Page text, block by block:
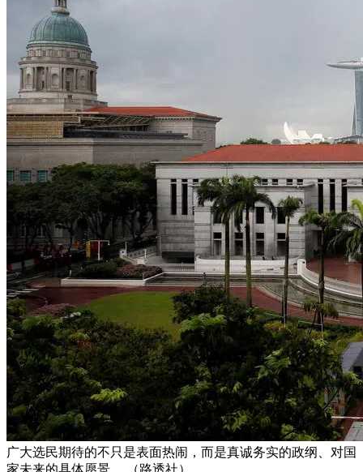
广大选民期待的不只是表面热闹，而是真诚务实的政纲、对国
家未来的具体愿景。 （路透社）